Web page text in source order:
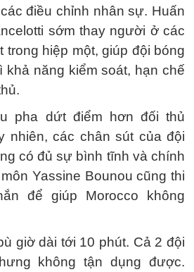
điều chỉnh nhân sự. Huấn
sớm thay người ở các
trong hiệp một, giúp đội bóng
khả năng kiểm soát, hạn chế
pha dứt điểm hơn đối thủ
nhiên, các chân sút của đội
có đủ sự bình tĩnh và chính
Yassine Bounou cũng thi
để giúp Morocco không
giờ dài tới 10 phút. Cả 2 đội
không tận dụng được.